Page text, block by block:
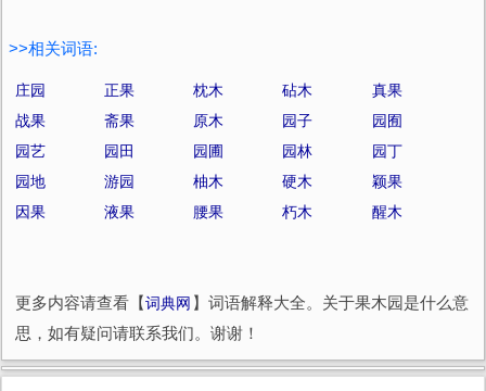
>>相关词语:
庄园 正果 枕木 砧木
真果
战果
斋果 原木 园子
园囿
园艺
园田 园圃 园林
园丁
园地
游园 柚木 硬木
颖果
因果
液果 腰果 朽木 醒木
更多内容请查看【词典网 】词语解释大全。关于果木园是什么意
思，如有疑问请联系我们。谢谢！